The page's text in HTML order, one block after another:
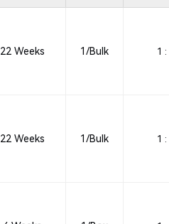
22 Weeks 1/Bulk 1 :
22 Weeks 1/Bulk 1 :